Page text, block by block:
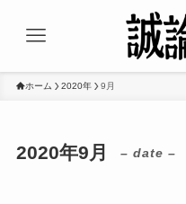
ホーム 2020年 9月
2020年9月 – date –